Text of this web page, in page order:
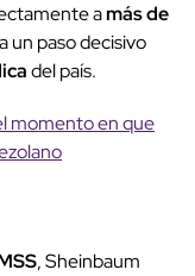
amás de
un paso decisivo
del país.
momento en que
, Sheinbaum